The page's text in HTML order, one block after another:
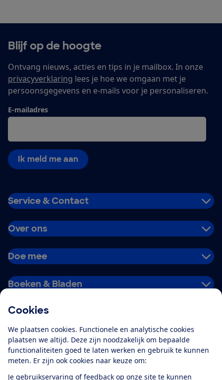
Cookies
We plaatsen cookies. Functionele en analytische cookies
plaatsen we altijd. Deze zijn noodzakelijk om bepaalde
functionaliteiten goed te laten werken en gebruik te kunnen
meten. Er zijn ook cookies naar keuze om:
Je gebruikservaring of feedback op onze site te kunnen
Blijf op de hoogte
Ontvang nieuws, acties en tips in je mailbox. In onze
privacyverklaring lees je hoe we omgaan met je
persoonsgegevens en e-mails voor je personaliseren.
E-mailadres
Ik meld me aan
Service & Contact
Over ons
Doe mee
Boeken & Bladen
Alles over de